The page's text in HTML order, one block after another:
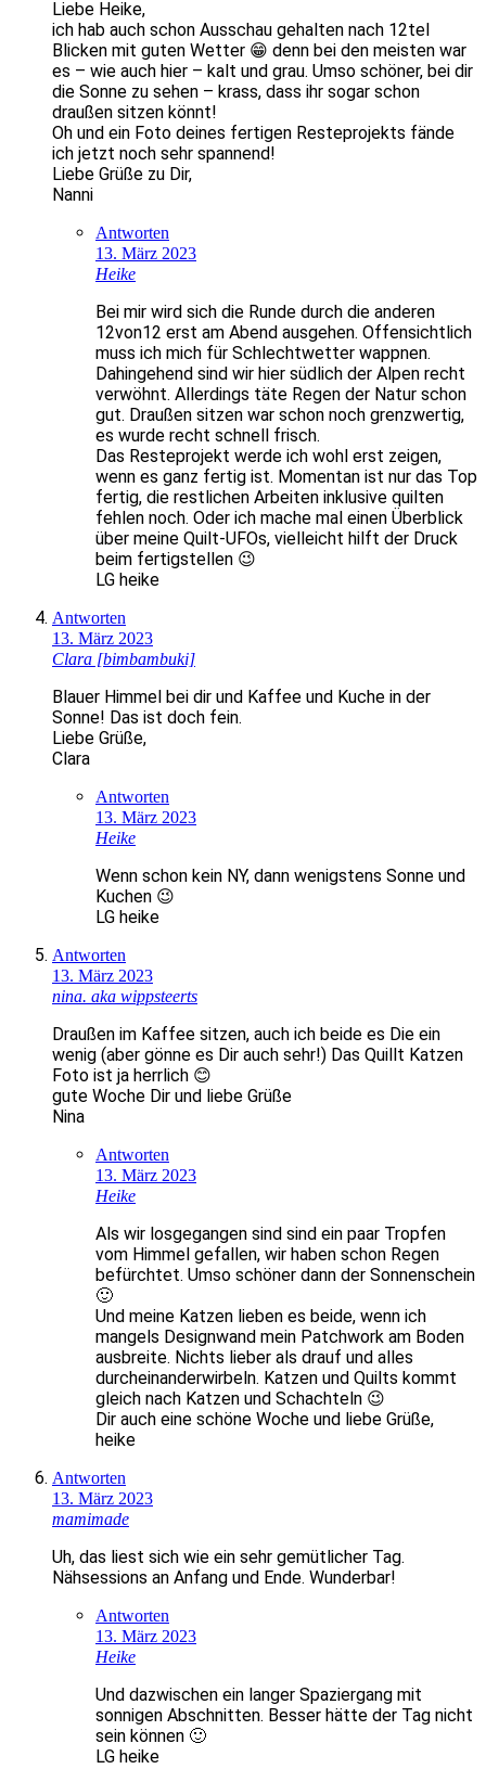
Liebe Heike,
ich hab auch schon Ausschau gehalten nach 12tel
Blicken mit guten Wetter 😁 denn bei den meisten war
es – wie auch hier – kalt und grau. Umso schöner, bei dir
die Sonne zu sehen – krass, dass ihr sogar schon
draußen sitzen könnt!
Oh und ein Foto deines fertigen Resteprojekts fände
ich jetzt noch sehr spannend!
Liebe Grüße zu Dir,
Nanni
Antworten
13. März 2023
Heike
Bei mir wird sich die Runde durch die anderen
12von12 erst am Abend ausgehen. Offensichtlich
muss ich mich für Schlechtwetter wappnen.
Dahingehend sind wir hier südlich der Alpen recht
verwöhnt. Allerdings täte Regen der Natur schon
gut. Draußen sitzen war schon noch grenzwertig,
es wurde recht schnell frisch.
Das Resteprojekt werde ich wohl erst zeigen,
wenn es ganz fertig ist. Momentan ist nur das Top
fertig, die restlichen Arbeiten inklusive quilten
fehlen noch. Oder ich mache mal einen Überblick
über meine Quilt-UFOs, vielleicht hilft der Druck
beim fertigstellen 😉
LG heike
Antworten
13. März 2023
Clara [bimbambuki]
Blauer Himmel bei dir und Kaffee und Kuche in der
Sonne! Das ist doch fein.
Liebe Grüße,
Clara
Antworten
13. März 2023
Heike
Wenn schon kein NY, dann wenigstens Sonne und
Kuchen 😉
LG heike
Antworten
13. März 2023
nina. aka wippsteerts
Draußen im Kaffee sitzen, auch ich beide es Die ein
wenig (aber gönne es Dir auch sehr!) Das Quillt Katzen
Foto ist ja herrlich 😊
gute Woche Dir und liebe Grüße
Nina
Antworten
13. März 2023
Heike
Als wir losgegangen sind sind ein paar Tropfen
vom Himmel gefallen, wir haben schon Regen
befürchtet. Umso schöner dann der Sonnenschein
🙂
Und meine Katzen lieben es beide, wenn ich
mangels Designwand mein Patchwork am Boden
ausbreite. Nichts lieber als drauf und alles
durcheinanderwirbeln. Katzen und Quilts kommt
gleich nach Katzen und Schachteln 😉
Dir auch eine schöne Woche und liebe Grüße,
heike
Antworten
13. März 2023
mamimade
Uh, das liest sich wie ein sehr gemütlicher Tag.
Nähsessions an Anfang und Ende. Wunderbar!
Antworten
13. März 2023
Heike
Und dazwischen ein langer Spaziergang mit
sonnigen Abschnitten. Besser hätte der Tag nicht
sein können 🙂
LG heike